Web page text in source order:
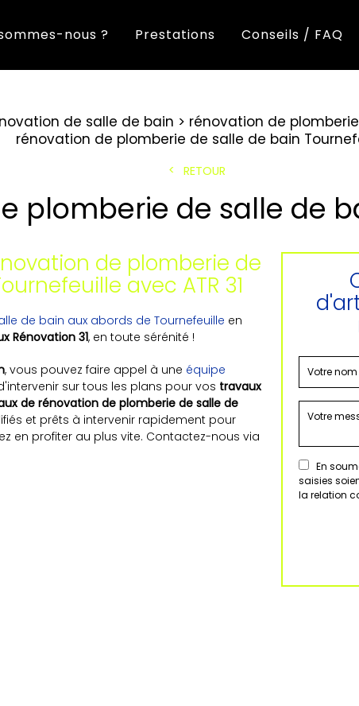
nous ? Prestations Conseils / FAQ
de salle de bain
rénovation de
rénovation de plomberie de salle de bain
RETOUR
plomberie de salle de
de plomberie de
avec ATR 31
de bain aux abords de Tournefeuille en
Rénovation 31, en toute sérénité !
, vous pouvez faire appel à une équipe
sur tous les plans pour vos travaux
de rénovation de plomberie de salle de
et prêts à intervenir rapidement pour
en profiter au plus vite. Contactez-nous via
En
saisies
la relation